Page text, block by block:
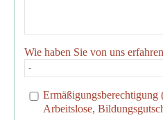
Wie haben Sie von uns
Ermäßigungsberechtigung
Arbeitslose,